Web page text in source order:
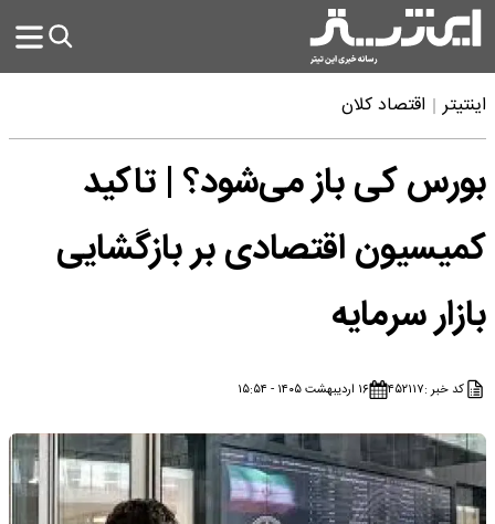
اینتیتر اقتصاد کلان
بورس کی باز می‌شود؟ | تاکید
کمیسیون اقتصادی بر بازگشایی
بازار سرمایه
کد خبر :۴۵۲۱۱۷ ۱۶ اردیبهشت ۱۴۰۵ - ۱۵:۵۴